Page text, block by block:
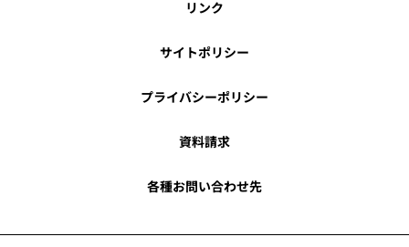
リンク
サイトポリシー
プライバシーポリシー
資料請求
各種お問い合わせ先